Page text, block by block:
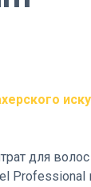
для волос
Professional